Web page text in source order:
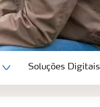
Soluções Digitais